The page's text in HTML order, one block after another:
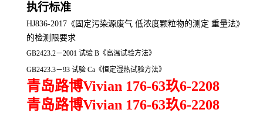
执行标准
HJ836-2017《固定污染源废气 低浓度颗粒物的测定 重量法》
的检测限要求
GB2423.2－2001 试验 B《高温试验方法》
GB2423.3－93 试验 Ca《恒定湿热试验方法》
青岛路博Vivian 176-63玖6-2208
青岛路博Vivian 176-63玖6-2208